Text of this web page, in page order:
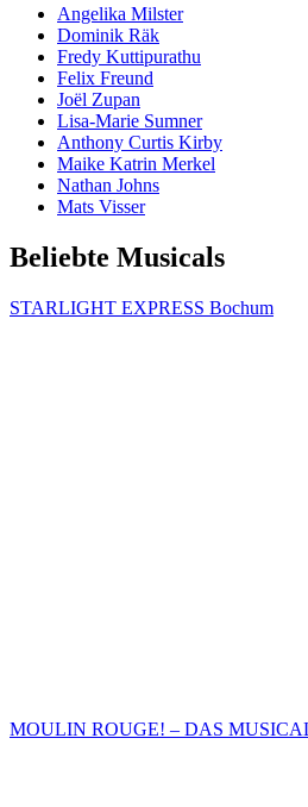
Angelika Milster
Dominik Räk
Fredy Kuttipurathu
Felix Freund
Joël Zupan
Lisa-Marie Sumner
Anthony Curtis Kirby
Maike Katrin Merkel
Nathan Johns
Mats Visser
Beliebte Musicals
STARLIGHT EXPRESS Bochum
MOULIN ROUGE! – DAS